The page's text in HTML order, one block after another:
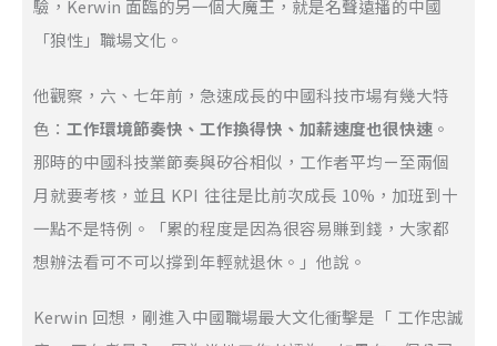
驗，Kerwin 面臨的另一個大魔王，就是名聲遠播的中國
「狼性」職場文化。
他觀察，六、七年前，急速成長的中國科技市場有幾大特
色： 工作環境節奏快、工作換得快、加薪速度也很快速 。
那時的中國科技業節奏與矽谷相似，工作者平均ㄧ至兩個
月就要考核，並且 KPI 往往是比前次成長 10%，加班到十
一點不是特例。「累的程度是因為很容易賺到錢，大家都
想辦法看可不可以撐到年輕就退休。」他說。
Kerwin 回想，剛進入中國職場最大文化衝擊是「 工作忠誠